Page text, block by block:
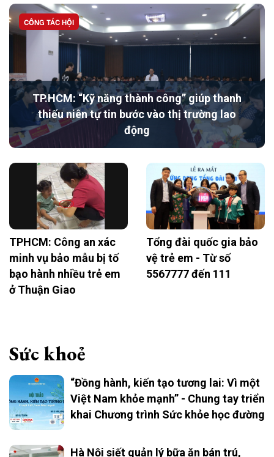
CÔNG TÁC HỘI
TP.HCM: “Kỹ năng thành công” giúp thanh
thiếu niên tự tin bước vào thị trường lao
động
TPHCM: Công an xác
minh vụ bảo mẫu bị tố
bạo hành nhiều trẻ em
ở Thuận Giao
Tổng đài quốc gia bảo
vệ trẻ em - Từ số
5567777 đến 111
Sức khoẻ
“Đồng hành, kiến tạo tương lai: Vì một
Việt Nam khỏe mạnh” - Chung tay triển
khai Chương trình Sức khỏe học đường
Hà Nội siết quản lý bữa ăn bán trú,